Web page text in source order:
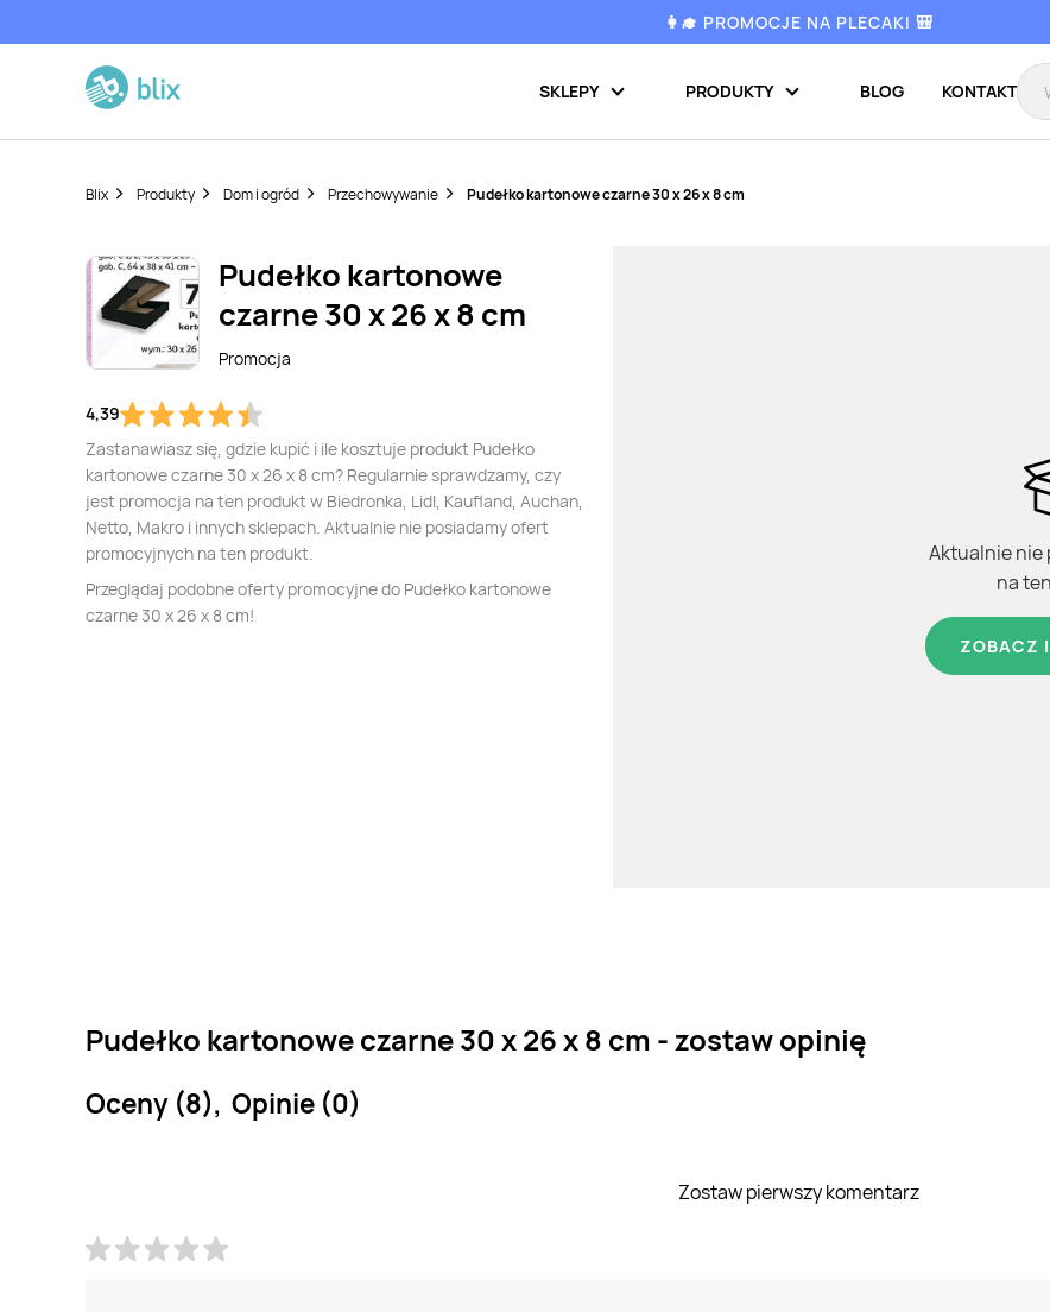
👩‍🎓 PROMOCJE NA PLECAKI 🎒
SKLEPY PRODUKTY BLOG KONTAKT
Blix Produkty Dom i ogród Przechowywanie Pudełko kartonowe czarne 30 x 26 x 8 cm
Pudełko kartonowe
czarne 30 x 26 x 8 cm
Promocja
4,39
Zastanawiasz się, gdzie kupić i ile kosztuje produkt Pudełko
kartonowe czarne 30 x 26 x 8 cm? Regularnie sprawdzamy, czy
jest promocja na ten produkt w Biedronka, Lidl, Kaufland, Auchan,
Netto, Makro i innych sklepach. Aktualnie nie posiadamy ofert
promocyjnych na ten produkt.
Przeglądaj podobne oferty promocyjne do Pudełko kartonowe
czarne 30 x 26 x 8 cm!
Aktualnie nie
na
ZOBACZ
Pudełko kartonowe czarne 30 x 26 x 8 cm - zostaw opinię
Oceny (8), Opinie (0)
Zostaw pierwszy komentarz